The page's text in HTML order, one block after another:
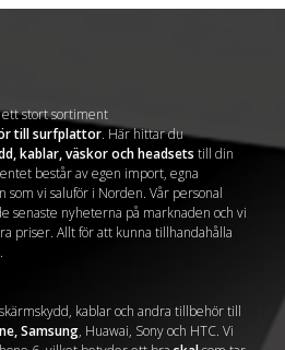
ett stort sortiment
till surfplattor. Här hittar du
kablar, väskor och headsets till din
består av egen import, egna
vi saluför i Norden. Vår personal
senaste nyheterna på marknaden och vi
priser. Allt för att kunna tillhandahålla
kablar och andra tillbehör till
Samsung, Huawai, Sony och HTC. Vi